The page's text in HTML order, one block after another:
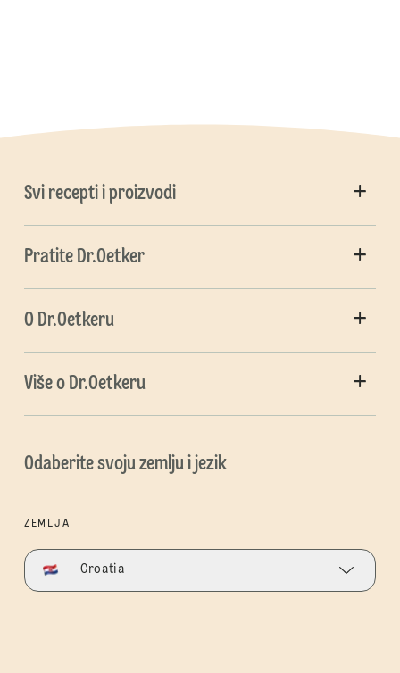
Svi recepti i proizvodi
Pratite Dr.Oetker
O Dr.Oetkeru
Više o Dr.Oetkeru
Odaberite svoju zemlju i jezik
ZEMLJA
Croatia